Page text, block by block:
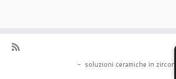
- soluzioni ceramiche in zirconia